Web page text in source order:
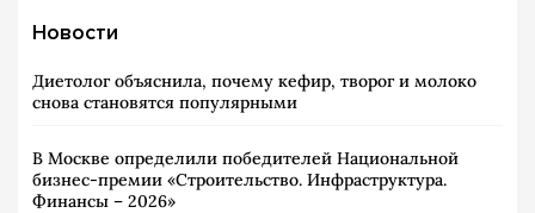
Новости
Диетолог объяснила, почему кефир, творог и молоко
снова становятся популярными
В Москве определили победителей Национальной
бизнес-премии «Строительство. Инфраструктура.
Финансы – 2026»